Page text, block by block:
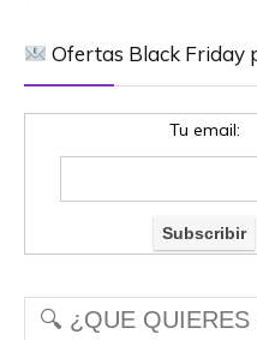
Ofertas Black Friday
Tu email: